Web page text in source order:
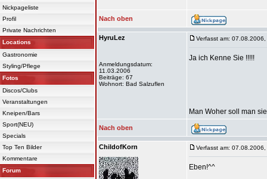
Nickpageliste
Profil
Private Nachrichten
Locations
Gastronomie
Styling/Pflege
Fotos
Discos/Clubs
Veranstaltungen
Kneipen/Bars
Sport(NEU)
Specials
Top Ten Bilder
Kommentare
Forum
Nach oben
HyruLez
Anmeldungsdatum:
11.03.2006
Beiträge: 67
Wohnort: Bad Salzuflen
Verfasst am:
Ja ich Kenne Sie !!!!!
Man Woher soll man
Nach oben
ChildofKorn Verfasst am:
Eben!^^